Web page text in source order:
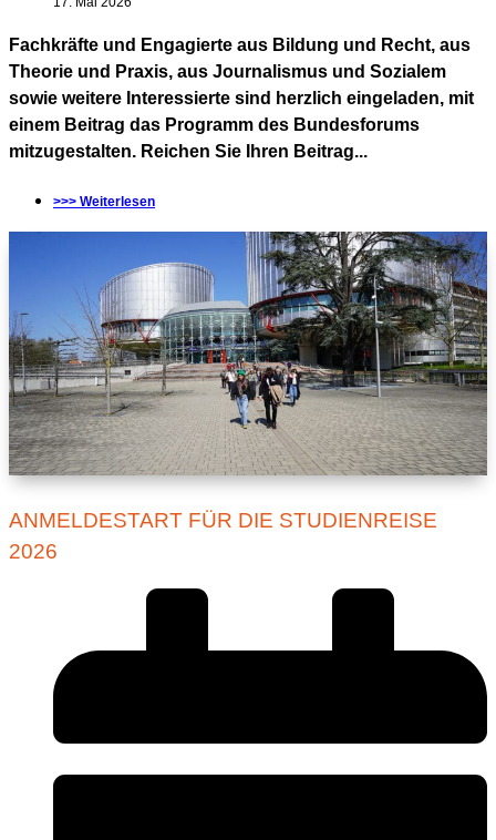
Fachkräfte und Engagierte aus Bildung und Recht, aus
Theorie und Praxis, aus Journalismus und Sozialem
sowie weitere Interessierte sind herzlich eingeladen, mit
einem Beitrag das Programm des Bundesforums
mitzugestalten. Reichen Sie Ihren Beitrag...
>>> Weiterlesen
ANMELDESTART FÜR DIE STUDIENREISE
2026